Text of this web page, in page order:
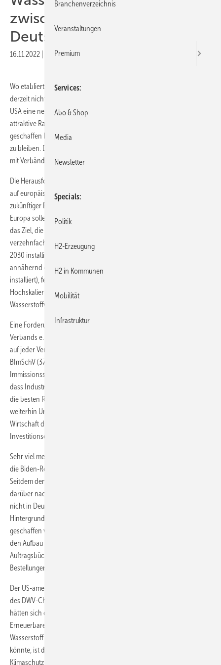
zwischen den USA und
Deutschland
16.11.2022 Druckvorschau
Wo etabliert sich zuerst eine Wasserstoffwirtschaft? Diese Frage treibt
derzeit nicht nur die deutsche Energiebranche um. Nachdem in den
USA eine neue Gesetzgebung, der Inflation Reduction Act, sehr
attraktive Rahmenbedingungen für den Aufbau einer H
geschaffen hat, läuft Deutschland wieder mal Gefahr, auf der Strecke
zu bleiben. Die hiesige Wirtschaft spricht sich deswegen gemeinsam
mit Verbänden für ein schnelles politisches Handeln aus.
Die Herausforderung ist gewaltig, denn sowohl auf deutscher als auch
auf europäischer Ebene wurden die Zielvorgaben für den Aufbau
zukünftiger Elektrolyseurkapazitäten erhöht: Ursprünglich hieß es, in
Europa sollen bis 2030 40 GW aufgebaut werden. Seit Mai 2022 lautet
das Ziel, die Produktionskapazitäten für Elektrolyseure bis 2025 zu
verzehnfachen. In Deutschland sollen nun 10 GW statt nur 5 GW bis
2030 installiert werden. Um allerdings diese Werte auch nur
annähernd erreichen zu können (derzeit sind in der EU 3 GW
installiert), fehlen konkrete Maßnahmen, wie die erforderliche
Hochskalierung gefördert und Anreize für die Investition in eine
Wasserstoffwirtschaft geschaffen werden können.
Eine Forderung des Deutsche Wasserstoff- und Brennstoffzellen-
Verbands e. V., die der Vorstandsvorsitzende Werner Diwald derzeit
auf jeder Veranstaltung wiederholt, ist die zeitnahe Umsetzung der 37.
BImSchV (37. Verordnung zur Durchführung des Bundes-
Immissionsschutzgesetzes). Der DWV weist seit Monaten darauf hin,
dass Industrien global agieren und vornehmlich dort investieren, wo
die besten Rahmenbedingungen sind. Solange aber hierzulande
weiterhin Unklarheit herrsche (s. RED II, 37. BImSchV), fehle der
Wirtschaft die erforderliche Planungssicherheit, um
Investitionsentscheidungen tätigen zu können, so Diwald.
Sehr viel mehr Planungssicherheit gibt es mittlerweile in den USA, seit
die Biden-Regierung den Inflation Reduction Act ausgerufen hat.
Seitdem denken immer mehr europäische Elektrolyseurhersteller laut
darüber nach, dort ihre Produktionskapazitäten aufzubauen, also
nicht in Deutschland zu investieren. Diwald warnt vor diesem
Hintergrund davor, dass bereits in wenigen Wochen Fakten
geschaffen werden könnten, so dass dann in Europa Kapazitäten für
den Aufbau einer H
Auftragsbücher der Hersteller bereits mit US-amerikanischen
Bestellungen gefüllt sein könnten.
Der US-amerikanische Inflation Reduction Act basiere nach Worten
des DWV-Chefs auf dem deutschen EEG. Gemäß seinen Ausführungen
hätten sich die US-amerikanischen Verantwortlichen genauestens das
Erneuerbare-Energien-Gesetz angeguckt und dessen Prinzip für
Wasserstoff angepasst. Wie eine deutsche Antwort darauf aussehen
könnte, ist derzeit noch offen. Dr. Ingrid Nestle, Leiterin der AG
Klimaschutz und Energie in der Grünen-Bundestagsfraktion, erklärte,
Branchenverzeichnis
Veranstaltungen
Premium
Services
Abo & Shop
Media
Newsletter
Specials
Politik
H2-Erzeugung
H2 in Kommunen
Mobilität
Infrastruktur